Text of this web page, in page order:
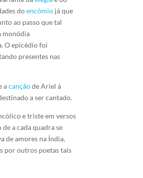
doencómio já que
ao passo que tal
monódia
O epicédio foi
presentes nas
acançãode Ariel à
a ser cantado.
e triste em versos
a cada quadra se
de amores na Índia,
por outros poetas tais